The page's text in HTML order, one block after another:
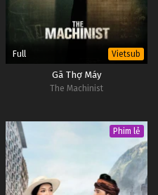
Full Vietsub
Gã Thợ Máy
The Machinist
Phim lẻ